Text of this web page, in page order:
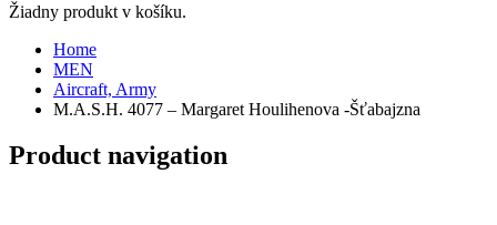
Žiadny produkt v košíku.
Home
MEN
Aircraft, Army
M.A.S.H. 4077 – Margaret Houlihenova -Šťabajzna
Product navigation